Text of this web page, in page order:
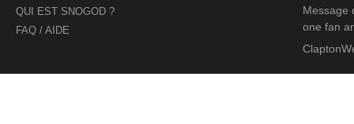
QUI EST SNOGOD ?
FAQ / AIDE
Message
one fan